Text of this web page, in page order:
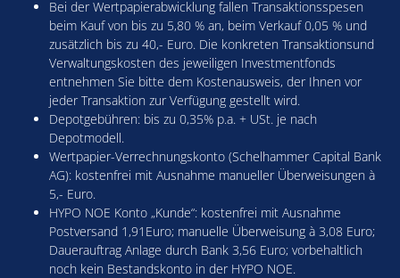
Bei der Wertpapierabwicklung fallen Transaktionsspesen
beim Kauf von bis zu 5,80 % an, beim Verkauf 0,05 % und
zusätzlich bis zu 40,- Euro. Die konkreten Transaktionsund
Verwaltungskosten des jeweiligen Investmentfonds
entnehmen Sie bitte dem Kostenausweis, der Ihnen vor
jeder Transaktion zur Verfügung gestellt wird.
Depotgebühren: bis zu 0,35% p.a. + USt. je nach
Depotmodell.
Wertpapier-Verrechnungskonto (Schelhammer Capital Bank
AG): kostenfrei mit Ausnahme manueller Überweisungen à
5,- Euro.
HYPO NOE Konto „Kunde“: kostenfrei mit Ausnahme
Postversand 1,91Euro; manuelle Überweisung à 3,08 Euro;
Dauerauftrag Anlage durch Bank 3,56 Euro; vorbehaltlich
noch kein Bestandskonto in der HYPO NOE.